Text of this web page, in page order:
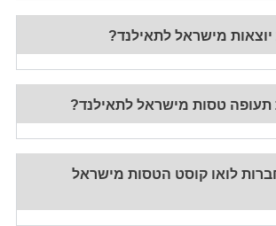
מישראל לתאילנד?
תעופה טסות מישראל לתאילנד?
לואו קוסט הטסות מישראל